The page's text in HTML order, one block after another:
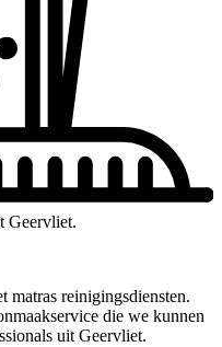
Geervliet.
matras reinigingsdiensten.
die we kunnen
uit Geervliet.